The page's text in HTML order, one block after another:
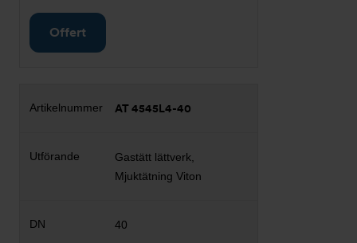
Offert
AT 4545L4-40
Gastätt lättverk,
Mjuktätning Viton
40